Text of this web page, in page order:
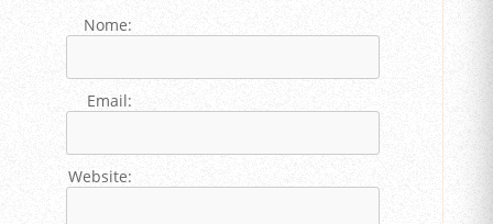
Nome:
Email:
Website: